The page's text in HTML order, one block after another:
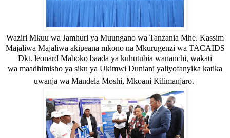
Waziri Mkuu wa Jamhuri ya Muungano wa Tanzania Mhe. Kassim
Majaliwa Majaliwa akipeana mkono na Mkurugenzi wa TACAIDS
Dkt. leonard Maboko baada ya kuhutubia wananchi, wakati
wa maadhimisho ya siku ya Ukimwi Duniani yaliyofanyika katika
uwanja wa Mandela Moshi, Mkoani Kilimanjaro.